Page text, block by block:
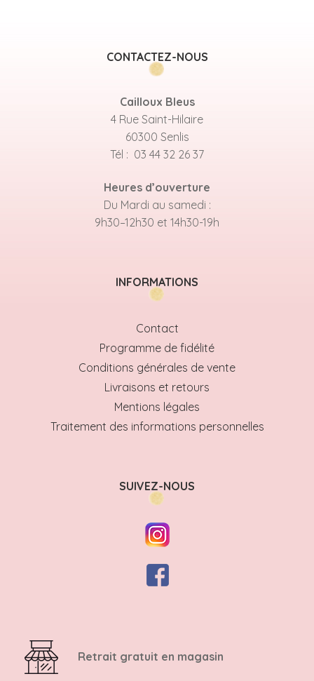
CONTACTEZ-NOUS
Cailloux Bleus
4 Rue Saint-Hilaire
60300 Senlis
Tél : 03 44 32 26 37
Heures d’ouverture
Du Mardi au samedi :
9h30–12h30 et 14h30-19h
INFORMATIONS
Contact
Programme de fidélité
Conditions générales de vente
Livraisons et retours
Mentions légales
Traitement des informations personnelles
SUIVEZ-NOUS
Retrait gratuit en magasin